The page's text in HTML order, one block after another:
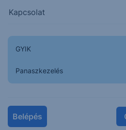
Kapcsolat
GYIK
Panaszkezelés
Belépés
Az árbevétel 40% az
hazautalt profitok
növelhetik a
az árfolyamra a
A részvényt 28 elemző